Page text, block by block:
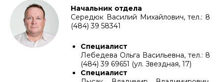
Начальник отдела
Середюк Василий Михайлович, тел.: 8
(484) 39 58341
Специалист
Лебедева Ольга Васильевна, тел.: 8
(484) 39 69651 (ул. Звездная, 17)
Специалист